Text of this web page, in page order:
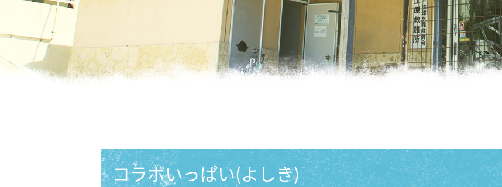
コラボいっぱい(よしき)